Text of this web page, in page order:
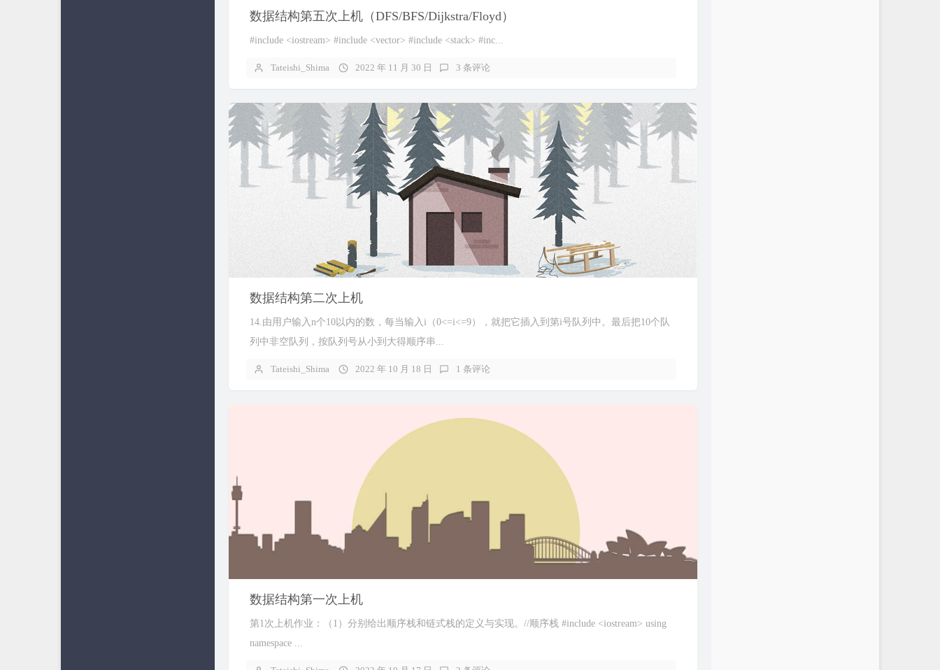
数据结构第五次上机（DFS/BFS/Dijkstra/Floyd）
#include <iostream> #include <vector> #include <stack> #inc...
Tateishi_Shima 2022 年 11 月 30 日 3 条评论
数据结构第二次上机
14.由用户输入n个10以内的数，每当输入i（0<=i<=9），就把它插入到第i号队列中。最后把10个队
列中非空队列，按队列号从小到大得顺序串...
Tateishi_Shima 2022 年 10 月 18 日 1 条评论
数据结构第一次上机
第1次上机作业：（1）分别给出顺序栈和链式栈的定义与实现。//顺序栈 #include <iostream> using
namespace ...